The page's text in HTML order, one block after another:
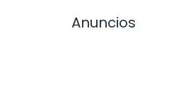
Anuncios